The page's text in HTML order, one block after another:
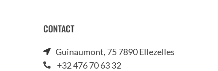
CONTACT
Guinaumont, 75 7890 Ellezelles
+32 476 70 63 32